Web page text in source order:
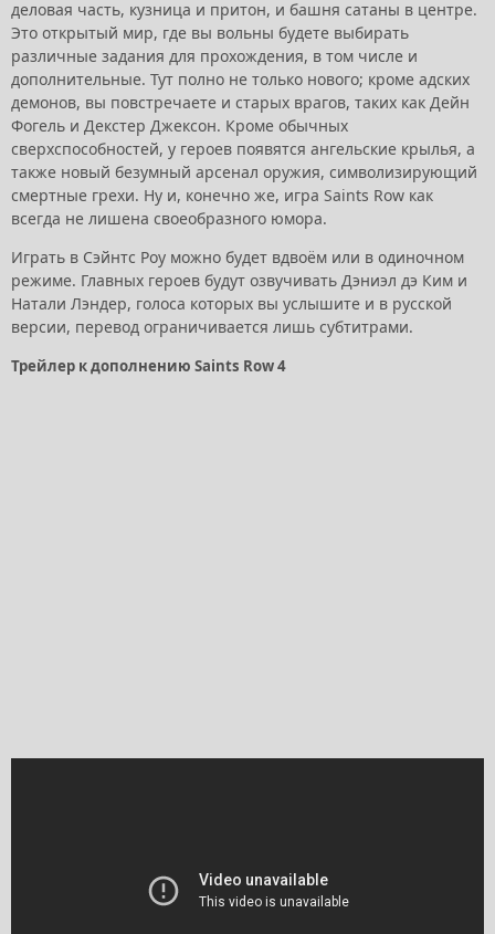
деловая часть, кузница и притон, и башня сатаны в центре.
Это открытый мир, где вы вольны будете выбирать
различные задания для прохождения, в том числе и
дополнительные. Тут полно не только нового; кроме адских
демонов, вы повстречаете и старых врагов, таких как Дейн
Фогель и Декстер Джексон. Кроме обычных
сверхспособностей, у героев появятся ангельские крылья, а
также новый безумный арсенал оружия, символизирующий
смертные грехи. Ну и, конечно же, игра Saints Row как
всегда не лишена своеобразного юмора.
Играть в Сэйнтс Роу можно будет вдвоём или в одиночном
режиме. Главных героев будут озвучивать Дэниэл дэ Ким и
Натали Лэндер, голоса которых вы услышите и в русской
версии, перевод ограничивается лишь субтитрами.
Трейлер к дополнению Saints Row 4